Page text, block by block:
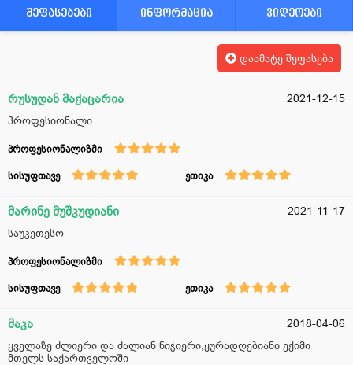
შეფასებები ინფორმაცია ვიდეოები
დაამატე შეფასება
რუსუდან მაქაცარია
2021-12-15
პროფესიონალი
პროფესიონალიზმი
სისუფთავე ეთიკა
მარინე მუშკუდიანი
2021-11-17
საუკეთესო
პროფესიონალიზმი
სისუფთავე ეთიკა
მაკა
2018-04-06
ყველაზე ძლიერი და ძალიან ნიჭიერი,ყურადღებიანი ექიმი
მთელს საქართველოში